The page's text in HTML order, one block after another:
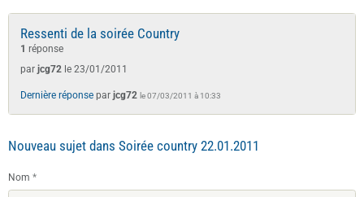
Ressenti de la soirée Country
1 réponse
par jcg72 le 23/01/2011
Dernière réponse par jcg72 le 07/03/2011 à 10:33
Nouveau sujet dans Soirée country 22.01.2011
Nom